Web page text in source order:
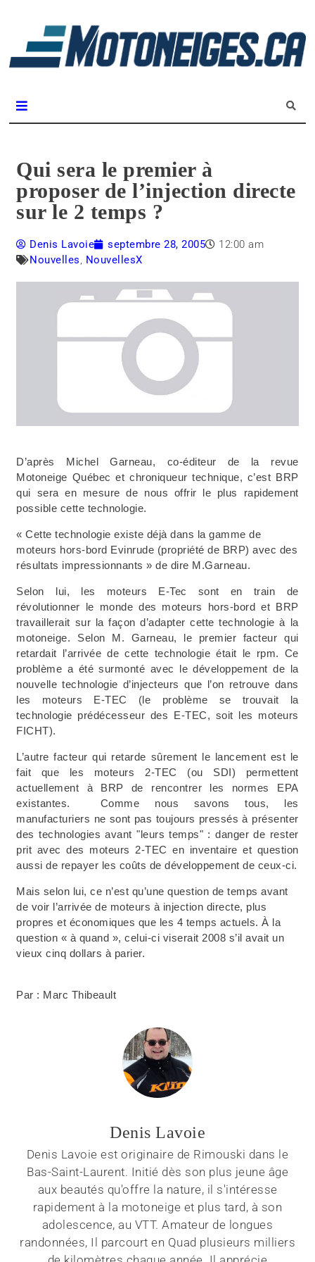
Qui sera le premier à
proposer de l’injection directe
sur le 2 temps ?
Denis Lavoie septembre 28, 2005
12:00 am
Nouvelles, NouvellesX
D’après Michel Garneau, co-éditeur de la revue
Motoneige Québec et chroniqueur technique, c’est BRP
qui sera en mesure de nous offrir le plus rapidement
possible cette technologie.
« Cette technologie existe déjà dans la gamme de
moteurs hors-bord Evinrude (propriété de BRP) avec des
résultats impressionnants » de dire M.Garneau.
Selon lui, les moteurs E-Tec sont en train de
révolutionner le monde des moteurs hors-bord et BRP
travaillerait sur la façon d’adapter cette technologie à la
motoneige. Selon M. Garneau, le premier facteur qui
retardait l’arrivée de cette technologie était le rpm. Ce
problème a été surmonté avec le développement de la
nouvelle technologie d’injecteurs que l’on retrouve dans
les moteurs E-TEC (le problème se trouvait la
technologie prédécesseur des E-TEC, soit les moteurs
FICHT).
L’autre facteur qui retarde sûrement le lancement est le
fait que les moteurs 2-TEC (ou SDI) permettent
actuellement à BRP de rencontrer les normes EPA
existantes. Comme nous savons tous, les
manufacturiers ne sont pas toujours pressés à présenter
des technologies avant "leurs temps" : danger de rester
prit avec des moteurs 2-TEC en inventaire et question
aussi de repayer les coûts de développement de ceux-ci.
Mais selon lui, ce n’est qu’une question de temps avant
de voir l’arrivée de moteurs à injection directe, plus
propres et économiques que les 4 temps actuels. À la
question « à quand », celui-ci viserait 2008 s’il avait un
vieux cinq dollars à parier.
Par : Marc Thibeault
Denis Lavoie
Denis Lavoie est originaire de Rimouski dans le
Bas-Saint-Laurent. Initié dès son plus jeune âge
aux beautés qu'offre la nature, il s'intéresse
rapidement à la motoneige et plus tard, à son
adolescence, au VTT. Amateur de longues
randonnées, Il parcourt en Quad plusieurs milliers